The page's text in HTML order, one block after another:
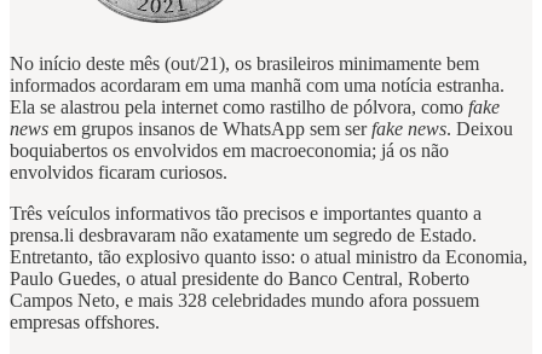
No início deste mês (out/21), os brasileiros minimamente bem
informados acordaram em uma manhã com uma notícia estranha.
Ela se alastrou pela internet como rastilho de pólvora, como fake
news em grupos insanos de WhatsApp sem serfake news. Deixou
boquiabertos os envolvidos em macroeconomia; já os não
envolvidos ficaram curiosos.
Três veículos informativos tão precisos e importantes quanto a
prensa.li desbravaram não exatamente um segredo de Estado.
Entretanto, tão explosivo quanto isso: o atual ministro da Economia,
Paulo Guedes, o atual presidente do Banco Central, Roberto
Campos Neto, e mais 328 celebridades mundo afora possuem
empresas offshores.